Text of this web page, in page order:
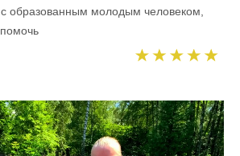
с образованным молодым человеком,